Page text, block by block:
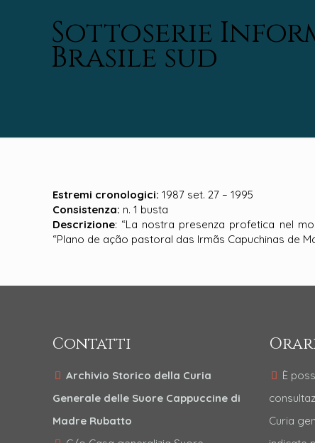
Sottoserie
Brasile sud
Estremi cronologici: 1987 set. 27 – 1995
Consistenza: n. 1 busta
Descrizione: “La nostra presenza profetica nel
“Plano de ação pastoral das Irmãs Capuchinas de
Contatti
Archivio Storico della Curia
Generale delle Suore Cappuccine di
Madre Rubatto
È
Curia